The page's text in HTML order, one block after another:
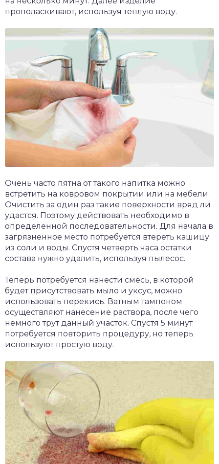
прополаскивают, используя теплую воду.
Очень часто пятна от такого напитка можно
встретить на ковровом покрытии или на мебели.
Очистить за один раз такие поверхности вряд ли
удастся. Поэтому действовать необходимо в
определенной последовательности. Для начала в
загрязненное место потребуется втереть кашицу
из соли и воды. Спустя четверть часа остатки
состава нужно удалить, используя пылесос.
Теперь потребуется нанести смесь, в которой
будет присутствовать мыло и уксус, можно
использовать перекись. Ватным тампоном
осуществляют нанесение раствора, после чего
немного трут данный участок. Спустя 5 минут
потребуется повторить процедуру, но теперь
используют простую воду.